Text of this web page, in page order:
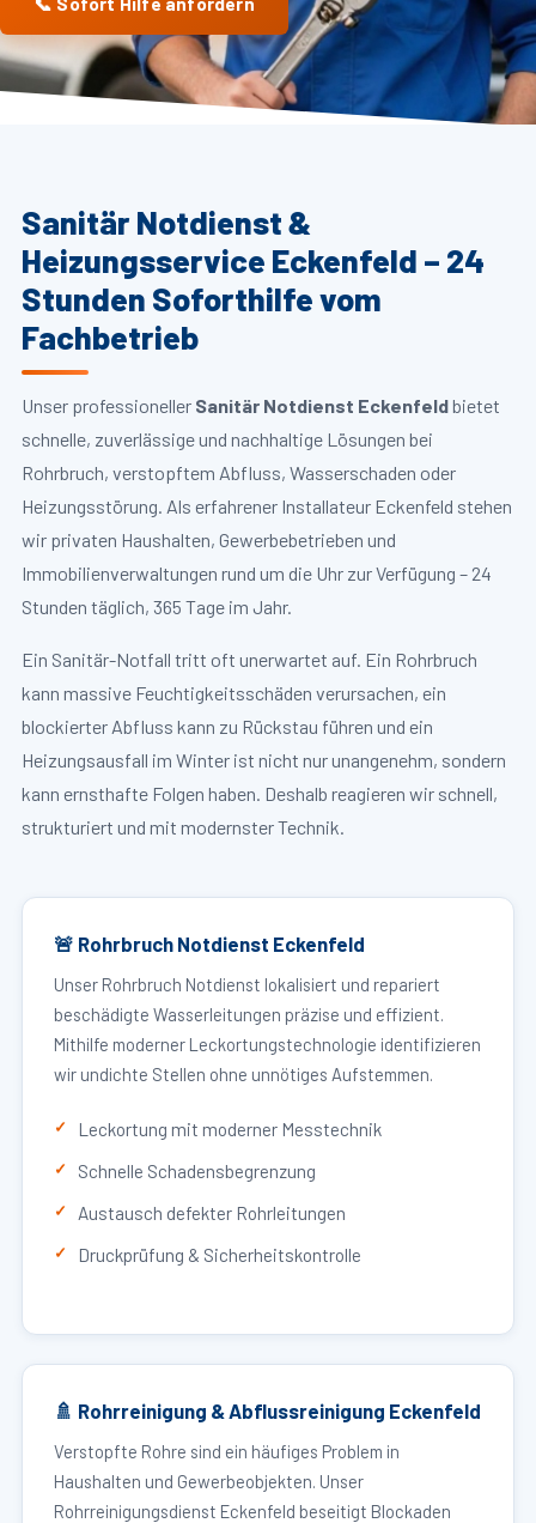
Sanitär Notdienst &
Heizungsservice Eckenfeld – 24
Stunden Soforthilfe vom
Fachbetrieb
Unser professioneller Sanitär Notdienst Eckenfeldbietet
schnelle, zuverlässige und nachhaltige Lösungen bei
Rohrbruch, verstopftem Abfluss, Wasserschaden oder
Heizungsstörung. Als erfahrener Installateur Eckenfeld stehen
wir privaten Haushalten, Gewerbebetrieben und
Immobilienverwaltungen rund um die Uhr zur Verfügung – 24
Stunden täglich, 365 Tage im Jahr.
Ein Sanitär-Notfall tritt oft unerwartet auf. Ein Rohrbruch
kann massive Feuchtigkeitsschäden verursachen, ein
blockierter Abfluss kann zu Rückstau führen und ein
Heizungsausfall im Winter ist nicht nur unangenehm, sondern
kann ernsthafte Folgen haben. Deshalb reagieren wir schnell,
strukturiert und mit modernster Technik.
🚨 Rohrbruch Notdienst Eckenfeld
Unser Rohrbruch Notdienst lokalisiert und repariert
beschädigte Wasserleitungen präzise und effizient.
Mithilfe moderner Leckortungstechnologie identifizieren
wir undichte Stellen ohne unnötiges Aufstemmen.
Leckortung mit moderner Messtechnik
Schnelle Schadensbegrenzung
Austausch defekter Rohrleitungen
Druckprüfung & Sicherheitskontrolle
🚿 Rohrreinigung & Abflussreinigung Eckenfeld
Verstopfte Rohre sind ein häufiges Problem in
Haushalten und Gewerbeobjekten. Unser
Rohrreinigungsdienst Eckenfeld beseitigt Blockaden